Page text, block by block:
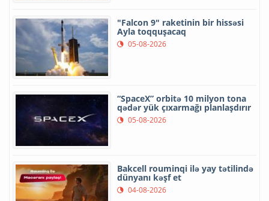
"Falcon 9" raketinin bir hissəsi
Ayla toqquşacaq
05-08-2026
“SpaceX” orbitə 10 milyon tona
qədər yük çıxarmağı planlaşdırır
05-08-2026
Bakcell rouminqi ilə yay tətilində
dünyanı kəşf et
04-08-2026